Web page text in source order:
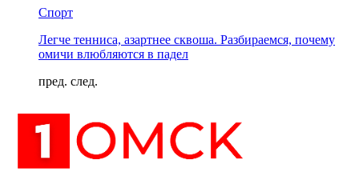
Спорт
Легче тенниса, азартнее сквоша. Разбираемся, почему
омичи влюбляются в падел
пред. след.